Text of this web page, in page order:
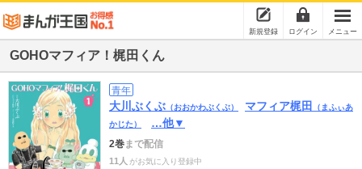
新規登録 ログイン メニュー
GOHOマフィア！梶田くん
青年
大川ぶくぶ （おおかわぶくぶ） マフィア梶田
（まふぃあ
かじた）
…他▼
2巻まで配信
11人 がお気に入り登録中